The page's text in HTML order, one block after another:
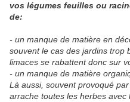
vos légumes feuilles ou
de:
- un manque de matière en
souvent le cas des jardins trop
limaces se rabattent donc sur
- un manque de matière
Là aussi, souvent provoqué
arrache toutes les herbes